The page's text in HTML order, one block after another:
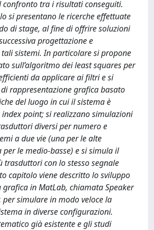
confronto tra i risultati conseguiti.
si presentano le ricerche effettuate
di stage, al fine di offrire soluzioni
progettazione e
sistemi. In particolare si propone
sull’algoritmo dei least squares per
da applicare ai filtri e si
rappresentazione grafica basato
del luogo in cui il sistema è
point; si realizzano simulazioni
diversi per numero e
a due vie (una per le alte
per le medio-basse) e si simula il
con lo stesso segnale
capitolo viene descritto lo sviluppo
grafica in MatLab, chiamata Speaker
per simulare in modo veloce la
in diverse configurazioni.
già esistente e gli studi